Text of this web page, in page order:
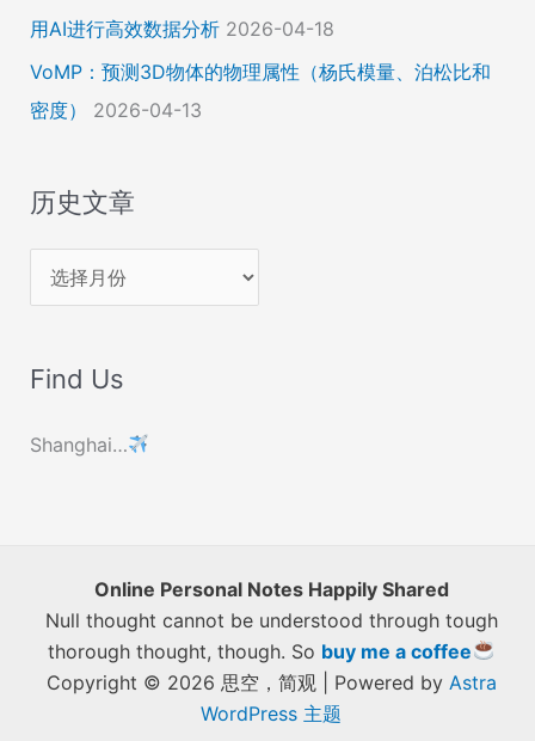
用AI进行高效数据分析 2026-04-18
VoMP：预测3D物体的物理属性（杨氏模量、泊松比和
密度）
2026-04-13
历史文章
史
章
Find Us
Shanghai…
Online Personal Notes Happily Shared
Null thought cannot be understood through tough
thorough thought, though. So buy me a coffee
Copyright © 2026 思空，简观 | Powered by Astra
WordPress 主题